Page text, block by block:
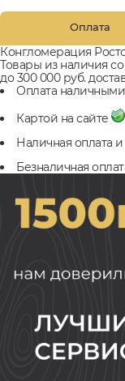
Оплата
Конгломерация
Товары из наличия
до 300 000 руб.
Оплата
Картой на сайте
Наличная оплата
Безналичная